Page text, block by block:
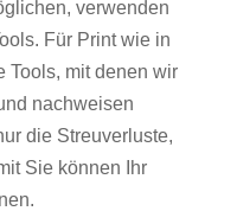
verwenden
Für Print wie in
Tools, mit denen wir
nachweisen
die Streuverluste,
Sie können Ihr